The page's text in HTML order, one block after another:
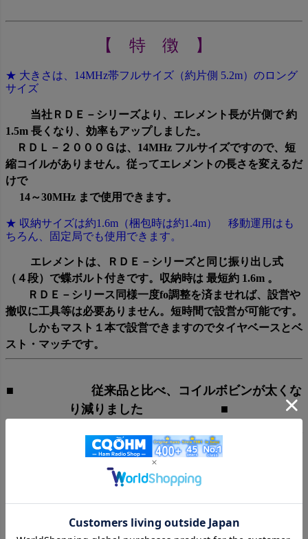
【 特 徴 】
★ 大きさは、14MHz帯フルサイズ（約片側 5.2m）のロング
サイズ
当社ＲＤＥ－シリーズより、エレメント長が片側で 約
1.5m 長くなり、効率もアップしました。
ＲＤＬ－２０００Ｇは、14MHz フルサイズですので、短
縮コイルがありません。従ってエレメントの長さを変えるだ
けで
14～30MHz まで使用できます。
★ 収納サイズは約1.6m（梱包時は約1.4m） 移動運用はも
ちろん、固定局でも使用できます。
エレメントは、ＲＤＥ－シリーズと同じ振り出し式
（４段）で蝶ボルト付きです。収納時は 最短約 1.6m 。
ＲＤＥ－シリース同様一度fo調整を済ませれば、設営や
撤収に工具等は必要ありません。短時間で設営が可能です。
しかもマスト１本で設営できますのでタイヤベースとベ
スト・マッチです。
■ 従来品と比べ、コイルボビンが太くな
り減りました ■
コイルボビンが太くなるとコイルの直径が太くなりますので
生じる損失が減少します。
更に RDL-8000G は線材も太くなりましたので耐入力が up
しました。 .
■ RDL-8000G は 3.5MHz帯他 3.8MHz